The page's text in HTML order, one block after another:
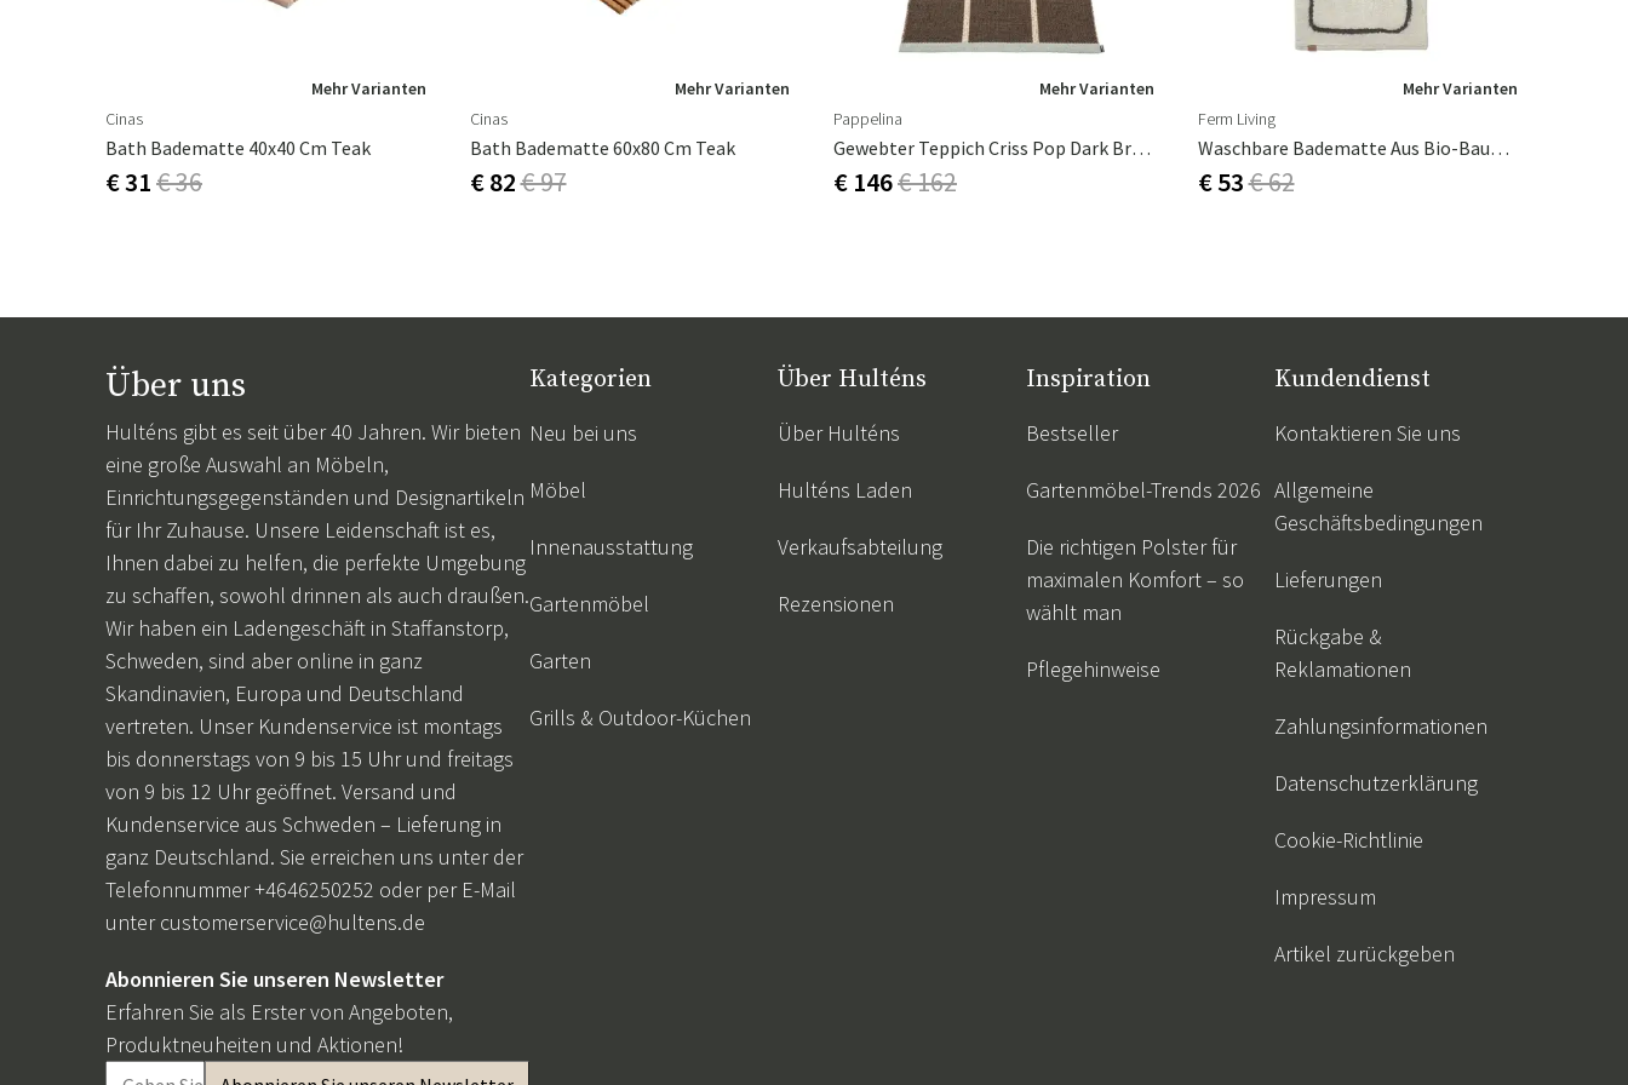
Badezimmerteppichen und finden Sie Ihren Favoriten bei Hulténs – wo
Mehr Varianten
Cinas
Bath Badematte 40x40 Cm Teak
€ 31€ 36
Mehr Varianten
Cinas
Bath Badematte 60x80 Cm Teak
€ 82€ 97
Mehr Varianten
Pappelina
Gewebter Teppich Criss Pop Dark Brown
€ 146€ 162
Mehr Varianten
Ferm Living
Waschbare Badematte Aus Bio-Baumwolle Off-White/Coffee
€ 53€ 62
Über uns
Hulténs gibt es seit über 40 Jahren. Wir bieten
eine große Auswahl an Möbeln,
Einrichtungsgegenständen und Designartikeln
für Ihr Zuhause. Unsere Leidenschaft ist es,
Ihnen dabei zu helfen, die perfekte Umgebung
zu schaffen, sowohl drinnen als auch draußen.
Wir haben ein Ladengeschäft in Staffanstorp,
Schweden, sind aber online in ganz
Skandinavien, Europa und Deutschland
vertreten. Unser Kundenservice ist montags
bis donnerstags von 9 bis 15 Uhr und freitags
von 9 bis 12 Uhr geöffnet. Versand und
Kundenservice aus Schweden – Lieferung in
ganz Deutschland. Sie erreichen uns unter der
Telefonnummer +4646250252 oder per E-Mail
untercustomerservice@hultens.de
Abonnieren Sie unseren Newsletter
Erfahren Sie als Erster von Angeboten,
Produktneuheiten und Aktionen!
Kategorien
Neu bei uns
Möbel
Innenausstattung
Gartenmöbel
Garten
Grills & Outdoor-Küchen
Über Hulténs
Über Hulténs
Hulténs Laden
Verkaufsabteilung
Rezensionen
Inspiration
Bestseller
Gartenmöbel-Trends 2026
Die richtigen Polster für
maximalen Komfort – so
wählt man
Pflegehinweise
Kundendienst
Kontaktieren Sie uns
Allgemeine
Geschäftsbedingungen
Lieferungen
Rückgabe &
Reklamationen
Zahlungsinformationen
Datenschutzerklärung
Cookie-Richtlinie
Impressum
Artikel zurückgeben